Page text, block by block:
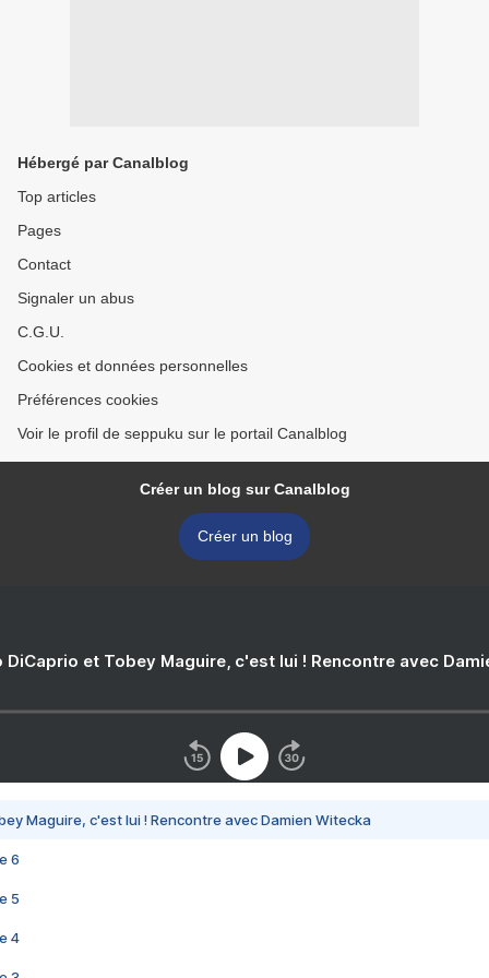
Hébergé par Canalblog
Top articles
Pages
Contact
Signaler un abus
C.G.U.
Cookies et données personnelles
Préférences cookies
Voir le profil de seppuku sur le portail Canalblog
Créer un blog sur Canalblog
Créer un blog
DiCaprio et Tobey Maguire, c'est lui ! Rencontre avec
Maguire, c'est lui ! Rencontre avec Damien Witecka
6
5
4